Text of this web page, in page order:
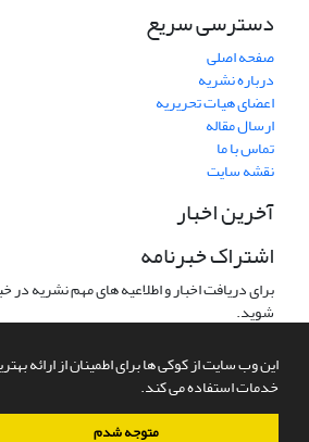
این وب سایت از کوکی ها برای اطمینان از ارائه
خدمات استفاده می کند.
متوجه شدم
دسترسی سریع
صفحه اصلی
درباره نشریه
اعضای هیات تحریریه
ارسال مقاله
تماس با ما
نقشه سایت
آخرین اخبار
اشتراک خبرنامه
برای دریافت اخبار و اطلاعیه های مهم نشریه
شوید.